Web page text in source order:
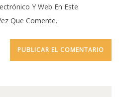
Y Web En Este
Que Comente.